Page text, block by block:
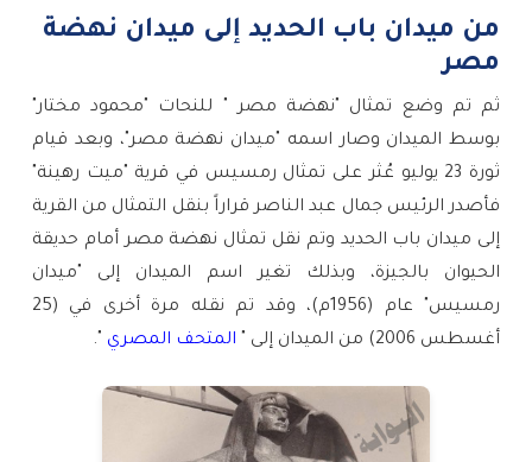
من ميدان باب الحديد إلى ميدان نهضة
مصر
ثم تم وضع تمثال "نهضة مصر " للنحات "محمود مختار"
بوسط الميدان وصار اسمه "ميدان نهضة مصر"، وبعد قيام
ثورة 23 يوليو عُثر على تمثال رمسيس في قرية "ميت رهينة"
فأصدر الرئيس جمال عبد الناصر قراراً بنقل التمثال من القرية
إلى ميدان باب الحديد وتم نقل تمثال نهضة مصر أمام حديقة
الحيوان بالجيزة، وبذلك تغير اسم الميدان إلى "ميدان
رمسيس" عام (1956م)، وقد تم نقله مرة أخرى في (25
أغسطس 2006) من الميدان إلى "
المتحف المصري ".